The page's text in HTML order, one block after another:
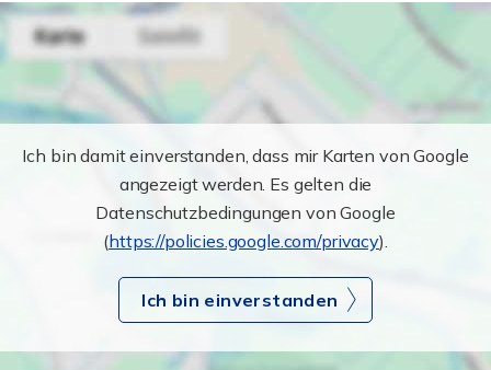
Ich bin damit einverstanden, dass mir Karten von Google
angezeigt werden. Es gelten die
Datenschutzbedingungen von Google
(https://policies.google.com/privacy).
Ich bin einverstanden